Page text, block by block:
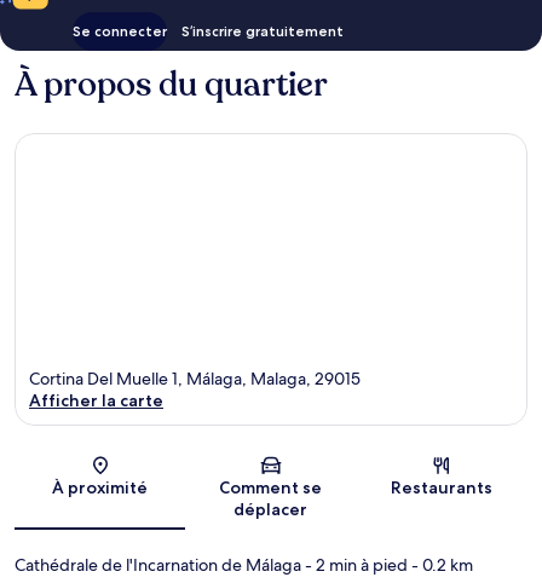
Se connecter S’inscrire gratuitement
À propos du quartier
Carte
Cortina Del Muelle 1, Málaga, Malaga, 29015
Afficher la carte
À proximité
Comment se
déplacer
Restaurants
Cathédrale de l'Incarnation de Málaga- 2 min à pied - 0.2 km